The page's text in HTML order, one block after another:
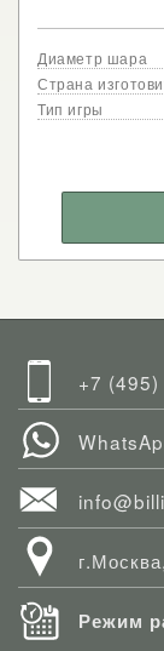
Диаметр шара
Страна
Тип игры
+7
Режим